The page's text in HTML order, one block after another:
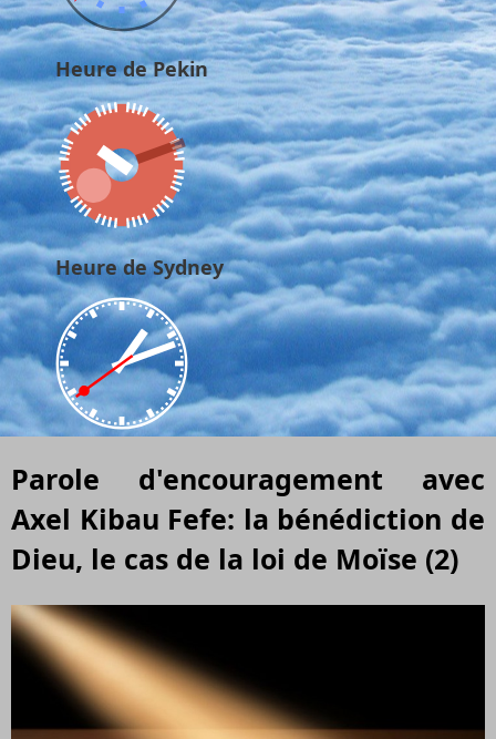
Heure de Pekin
Heure de Sydney
Parole d'encouragement avec
Axel Kibau Fefe: la bénédiction de
Dieu, le cas de la loi de Moïse (2)